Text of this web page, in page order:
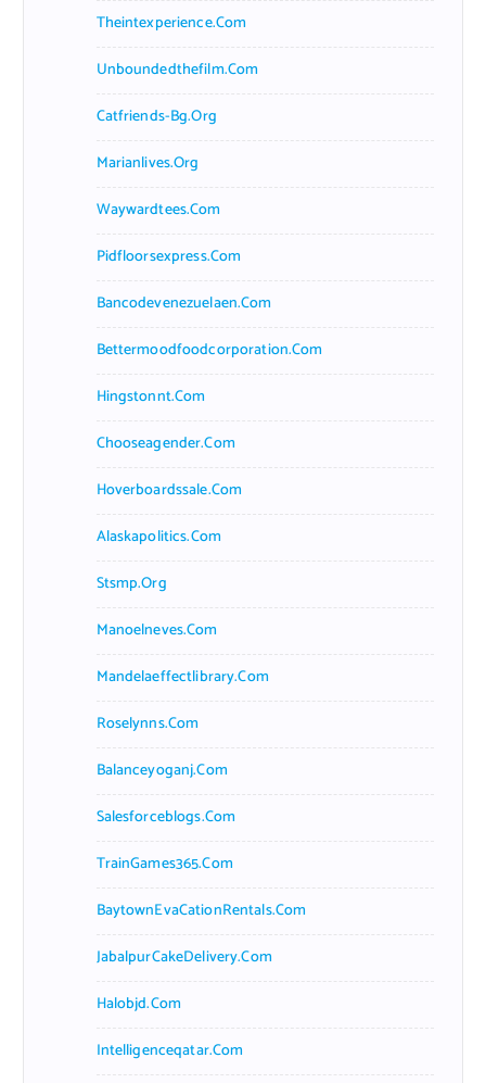
Theintexperience.com
Unboundedthefilm.com
Catfriends-Bg.org
Marianlives.org
Waywardtees.com
Pidfloorsexpress.com
Bancodevenezuelaen.com
Bettermoodfoodcorporation.com
Hingstonnt.com
Chooseagender.com
Hoverboardssale.com
Alaskapolitics.com
Stsmp.org
Manoelneves.com
Mandelaeffectlibrary.com
Roselynns.com
Balanceyoganj.com
Salesforceblogs.com
TrainGames365.com
BaytownEvaCationRentals.com
JabalpurCakeDelivery.com
Halobjd.com
Intelligenceqatar.com